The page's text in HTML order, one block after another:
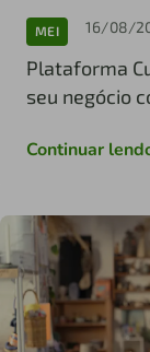
MEI 16/08/
Plataforma
seu negócio
Continuar